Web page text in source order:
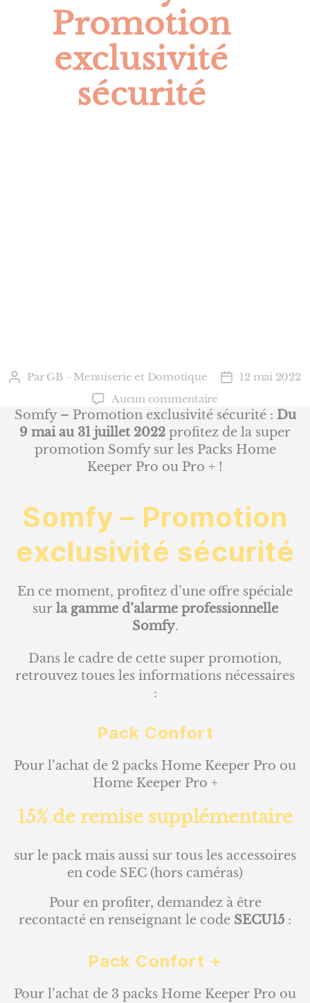
Promotion
exclusivité
sécurité
Auteur
l’article
Par GB - Menuiserie et Domotique
Date
l’article
12 mai 2022
Aucun commentairesur
Somfy
–
Promotion
exclusivité
sécurité
Somfy – Promotion exclusivité sécurité : Du
9 mai au 31 juillet 2022 profitez de la super
promotion Somfy sur les Packs Home
Keeper Pro ou Pro + !
Somfy – Promotion
exclusivité sécurité
En ce moment, profitez d’une offre spéciale
sur la gamme d’alarme professionnelle
Somfy.
Dans le cadre de cette super promotion,
retrouvez toues les informations nécessaires
:
Pack Confort
Pour l’achat de 2 packs Home Keeper Pro ou
Home Keeper Pro +
15% de remise supplémentaire
sur le pack mais aussi sur tous les accessoires
en code SEC (hors caméras)
Pour en profiter, demandez à être
recontacté en renseignant le code SECU15 :
Pack Confort +
Pour l’achat de 3 packs Home Keeper Pro ou